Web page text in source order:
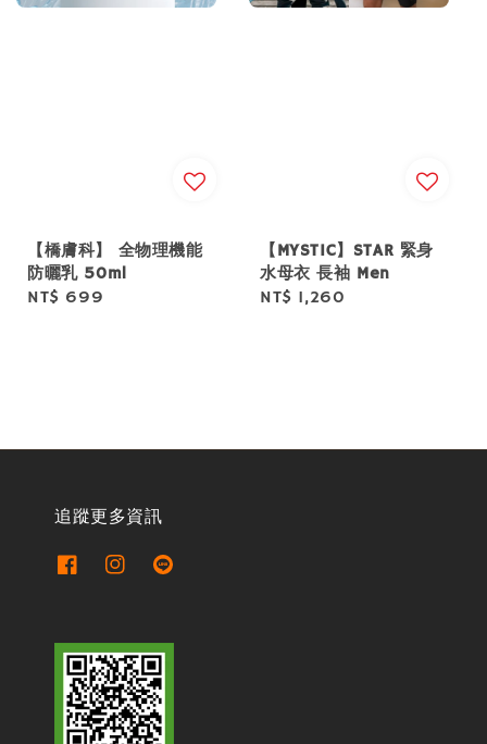
【橋膚科】 全物理機能
防曬乳 50ml
Regular
NT$ 699
【MYSTIC】STAR 緊身
水母衣 長袖 Men
Regular
NT$ 1,260
追蹤更多資訊